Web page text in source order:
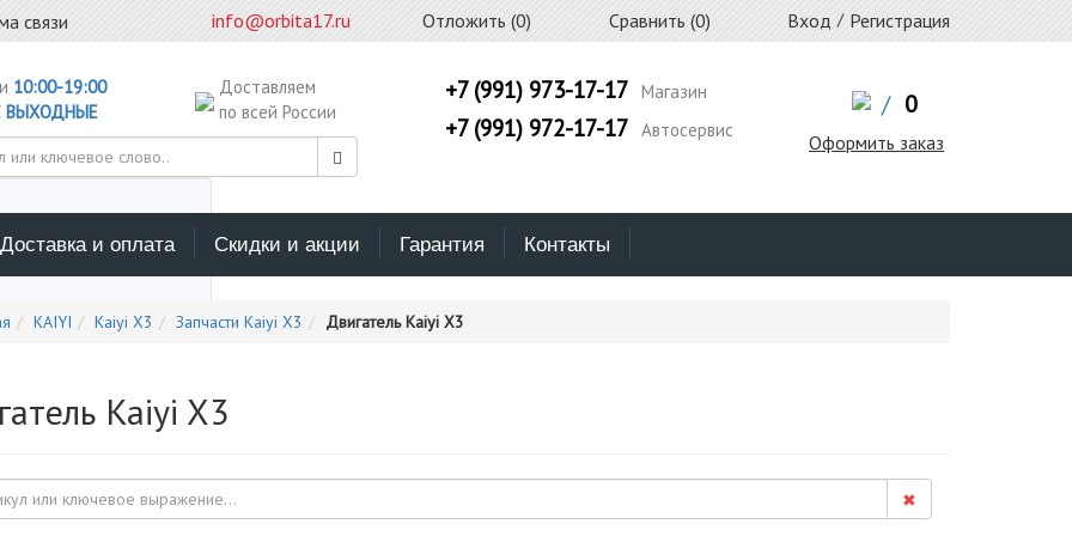
связи info@orbita17.ru Отложить (0) Сравнить (0) Вход / Регистрация
10:00-19:00
ВЫХОДНЫЕ
Доставляем
по всей России
каталог поиска
+7 (991) 973-17-17 Магазин
+7 (991) 972-17-17 Автосервис
/ 0
Оформить заказ
Доставка и оплата Скидки и акции Гарантия Контакты
KAIYI Kaiyi X3 Запчасти Kaiyi X3 Двигатель Kaiyi X3
Kaiyi X3